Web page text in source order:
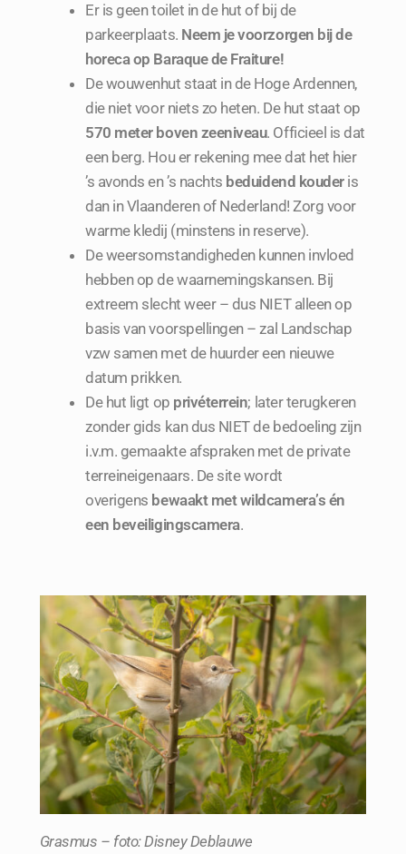
Er is geen toilet in de hut of bij de
parkeerplaats. Neem je voorzorgen bij de
horeca op Baraque de Fraiture!
De wouwenhut staat in de Hoge Ardennen,
die niet voor niets zo heten. De hut staat op
570 meter boven zeeniveau. Officieel is dat
een berg. Hou er rekening mee dat het hier
’s avonds en ’s nachts beduidend kouderis
dan in Vlaanderen of Nederland! Zorg voor
warme kledij (minstens in reserve).
De weersomstandigheden kunnen invloed
hebben op de waarnemingskansen. Bij
extreem slecht weer – dus NIET alleen op
basis van voorspellingen – zal Landschap
vzw samen met de huurder een nieuwe
datum prikken.
De hut ligt op privéterrein; later terugkeren
zonder gids kan dus NIET de bedoeling zijn
i.v.m. gemaakte afspraken met de private
terreineigenaars. De site wordt
overigens bewaakt met wildcamera’s én
een beveiligingscamera.
Grasmus – foto: Disney Deblauwe